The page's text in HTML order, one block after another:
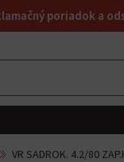
poriadok a
VR SADROK. 4.2/80